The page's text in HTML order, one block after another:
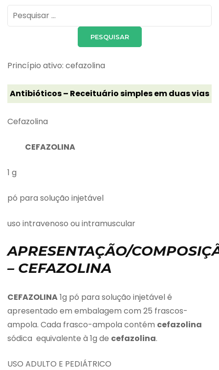
Pesquisar
por:
Princípio ativo: cefazolina
Antibióticos – Receituário simples em duas vias
Cefazolina
CEFAZOLINA
1 g
pó para solução injetável
uso intravenoso ou intramuscular
APRESENTAÇÃO/
– CEFAZOLINA
CEFAZOLINA1g pó para solução injetável é
apresentado em embalagem com 25 frascos-
ampola. Cada frasco-ampola contém cefazolina
sódica equivalente à 1g de cefazolina.
USO ADULTO E PEDIÁTRICO